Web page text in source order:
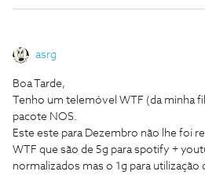
asrg
Boa Tarde,
Tenho um telemóvel WTF (da minha
pacote NOS.
Este este para Dezembro não lhe foi
WTF que são de 5g para spotify +
normalizados mas o 1g para utilização